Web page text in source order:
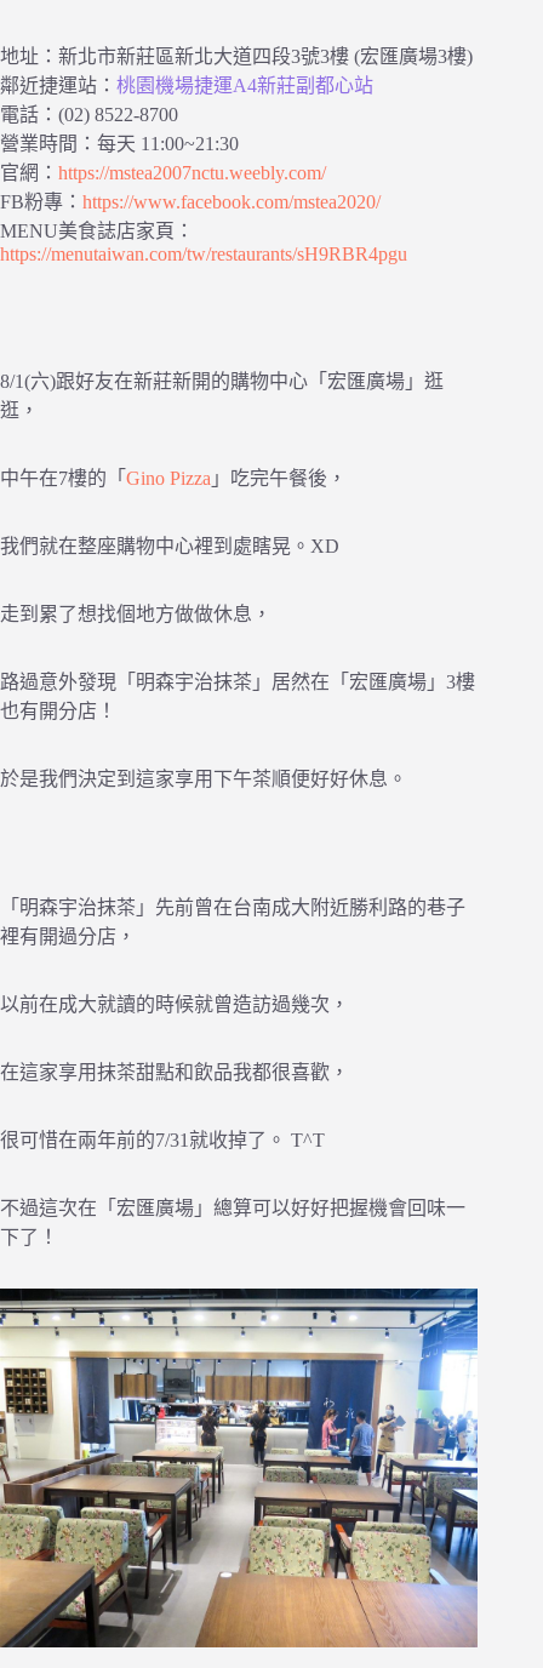
地址：新北市新莊區新北大道四段3號3樓 (宏匯廣場3樓)
鄰近捷運站： 桃園機場捷運A4新莊副都心站
電話：(02) 8522-8700
營業時間：每天 11:00~21:30
官網： https://mstea2007nctu.weebly.com/
FB粉專： https://www.facebook.com/mstea2020/
MENU美食誌店家頁：
https://menutaiwan.com/tw/restaurants/sH9RBR4pgu
8/1(六)跟好友在新莊新開的購物中心「宏匯廣場」逛
逛，
中午在7樓的「 Gino Pizza 」吃完午餐後，
我們就在整座購物中心裡到處瞎晃。XD
走到累了想找個地方做做休息，
路過意外發現「明森宇治抹茶」居然在「宏匯廣場」3樓
也有開分店！
於是我們決定到這家享用下午茶順便好好休息。
「明森宇治抹茶」先前曾在台南成大附近勝利路的巷子
裡有開過分店，
以前在成大就讀的時候就曾造訪過幾次，
在這家享用抹茶甜點和飲品我都很喜歡，
很可惜在兩年前的7/31就收掉了。 T^T
不過這次在「宏匯廣場」總算可以好好把握機會回味一
下了！